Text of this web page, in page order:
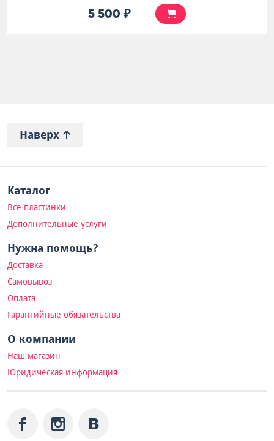
5 500 ₽
Наверх
Каталог
Все пластинки
Дополнительные услуги
Нужна помощь?
Доставка
Самовывоз
Оплата
Гарантийные обязательства
О компании
Наш магазин
Юридическая информация